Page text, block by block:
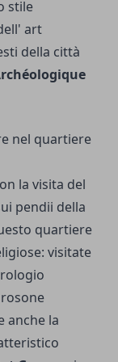
stile
art
della città
nel quartiere
la visita del
pendii della
quartiere
visitate
anche la